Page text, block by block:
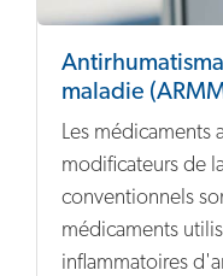
maladie
Les médicaments
modificateurs de
conventionnels
médicaments
inflammatoires